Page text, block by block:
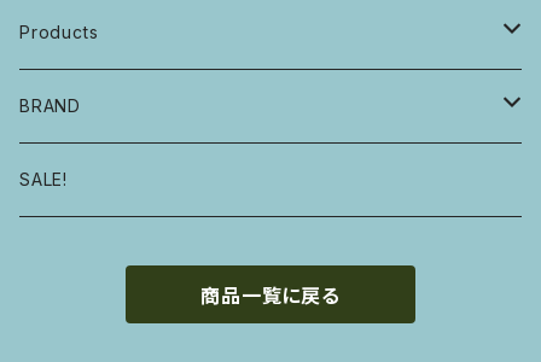
Products
自転車・フレーム
ハンドル・ステム・グリップ・ヘッドセット
タイヤ・チューブ
BRAND
E.B.S
SALE!
商品一覧に戻る